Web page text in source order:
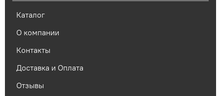
Каталог
О компании
Контакты
Доставка и Оплата
Отзывы